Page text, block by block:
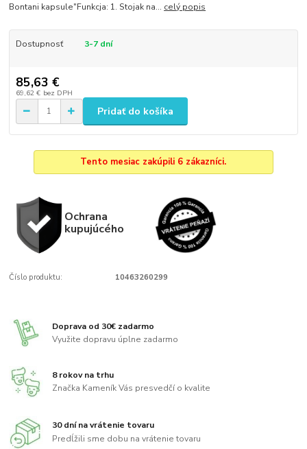
Bontani kapsule"Funkcja: 1. Stojak na... celý popis
Dostupnosť 3-7 dní
85,63 €
69,62 € bez DPH
Pridať do košíka
Tento mesiac zakúpili 6 zákazníci.
Ochrana
kupujúcého
Číslo produktu: 10463260299
Doprava od 30€ zadarmo
Využite dopravu úplne zadarmo
8 rokov na trhu
Značka Kameník Vás presvedčí o kvalite
30 dní na vrátenie tovaru
Predĺžili sme dobu na vrátenie tovaru